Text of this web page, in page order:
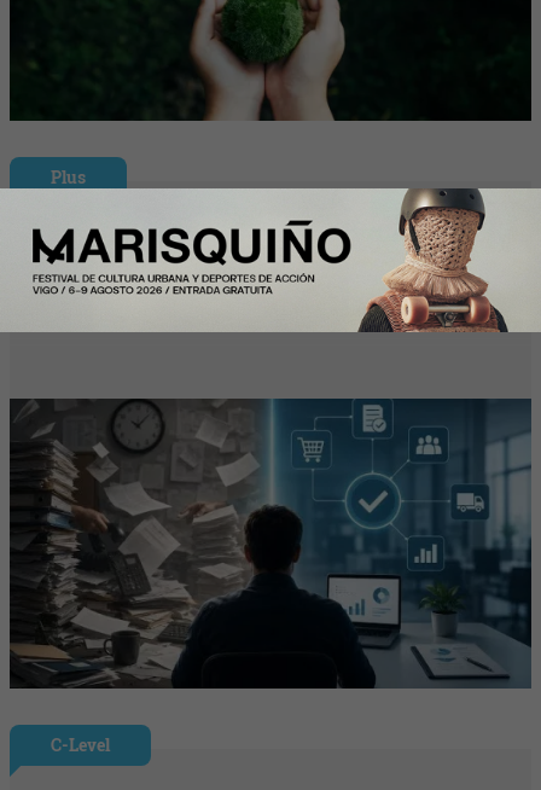
Plus
Las empresas integran los primeros
'empleados digitales' para automatizar
compras, negociación y gestión
C-Level